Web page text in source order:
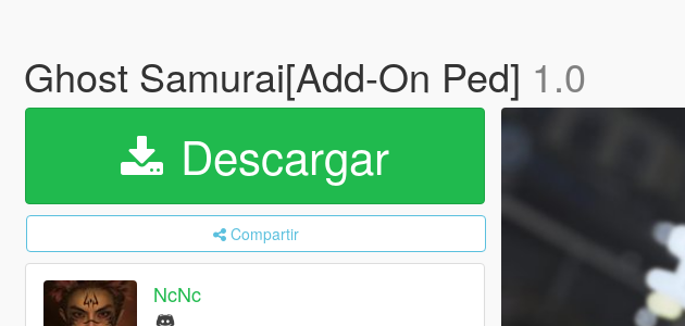
Ghost Samurai[Add-On Ped] 1.0
Descargar
Compartir
NcNc